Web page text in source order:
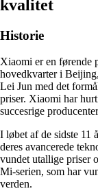
kvalitet
Historie
Xiaomi er en førende
hovedkvarter i
Lei Jun med det
priser. Xiaomi har
succesrige
I løbet af de sidste 11
deres avancerede
vundet utallige priser
Mi-serien, som har
verden.